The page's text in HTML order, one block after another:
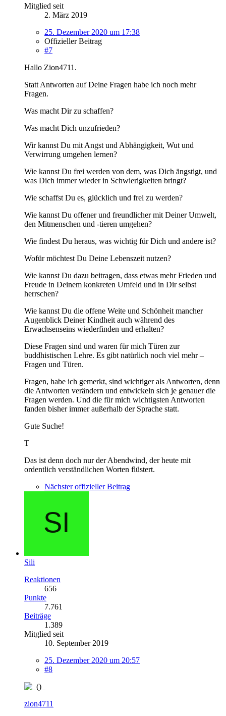
Mitglied seit
2. März 2019
25. Dezember 2020 um 17:38
Offizieller Beitrag
#7
Hallo Zion4711.
Statt Antworten auf Deine Fragen habe ich noch mehr
Fragen.
Was macht Dir zu schaffen?
Was macht Dich unzufrieden?
Wir kannst Du mit Angst und Abhängigkeit, Wut und
Verwirrung umgehen lernen?
Wie kannst Du frei werden von dem, was Dich ängstigt, und
was Dich immer wieder in Schwierigkeiten bringt?
Wie schaffst Du es, glücklich und frei zu werden?
Wie kannst Du offener und freundlicher mit Deiner Umwelt,
den Mitmenschen und -tieren umgehen?
Wie findest Du heraus, was wichtig für Dich und andere ist?
Wofür möchtest Du Deine Lebenszeit nutzen?
Wie kannst Du dazu beitragen, dass etwas mehr Frieden und
Freude in Deinem konkreten Umfeld und in Dir selbst
herrschen?
Wie kannst Du die offene Weite und Schönheit mancher
Augenblick Deiner Kindheit auch während des
Erwachsenseins wiederfinden und erhalten?
Diese Fragen sind und waren für mich Türen zur
buddhistischen Lehre. Es gibt natürlich noch viel mehr –
Fragen und Türen.
Fragen, habe ich gemerkt, sind wichtiger als Antworten, denn
die Antworten verändern und entwickeln sich je genauer die
Fragen werden. Und die für mich wichtigsten Antworten
fanden bisher immer außerhalb der Sprache statt.
Gute Suche!
T
Das ist denn doch nur der Abendwind, der heute mit
ordentlich verständlichen Worten flüstert.
Nächster offizieller Beitrag
Sili
Reaktionen
656
Punkte
7.761
Beiträge
1.389
Mitglied seit
10. September 2019
25. Dezember 2020 um 20:57
#8
zion4711